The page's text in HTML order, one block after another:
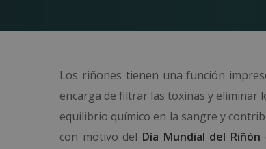
Los riñones tienen una función
encarga de filtrar las toxinas y eliminar
equilibrio químico en la sangre y
con motivo del Día Mundial del Riñón